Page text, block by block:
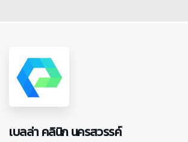
เบลล่า คลินิก นครสวรรค์